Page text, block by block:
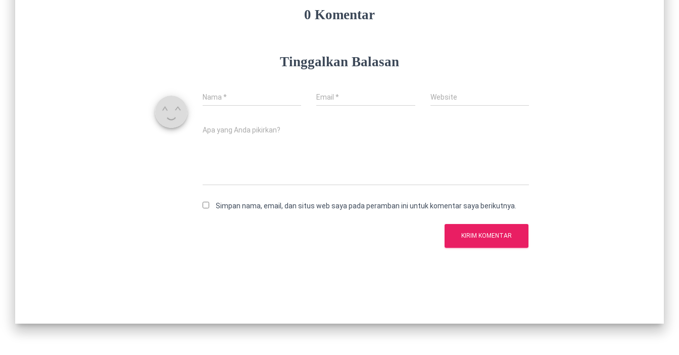
0 Komentar
Tinggalkan Balasan
Nama * Email* Website
Apa yang Anda pikirkan?
Simpan nama, email, dan situs web saya pada peramban ini untuk komentar saya berikutnya.